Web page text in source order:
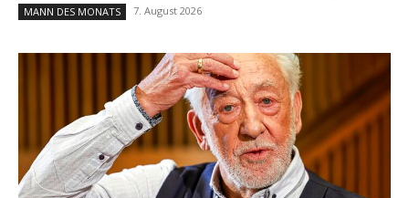
MANN DES MONATS 7. August 2026